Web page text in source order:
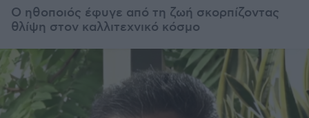
Ο ηθοποιός έφυγε από τη ζωή σκορπίζοντας
θλίψη στον καλλιτεχνικό κόσμο